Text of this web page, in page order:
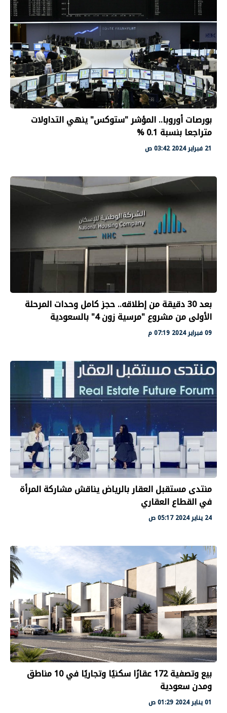
بورصات أوروبا.. المؤشر "ستوكس" ينهي التداولات
متراجعا بنسبة 0.1 %
21 فبراير 2024 03:42 ص
بعد 30 دقيقة من إطلاقه.. حجز كامل وحدات المرحلة
الأولى من مشروع "مرسية زون 4" بالسعودية
09 فبراير 2024 07:19 م
منتدى مستقبل العقار بالرياض يناقش مشاركة المرأة
في القطاع العقاري
24 يناير 2024 05:17 ص
بيع وتصفية 172 عقارًا سكنيًا وتجاريًا في 10 مناطق
ومدن سعودية
01 يناير 2024 01:29 ص